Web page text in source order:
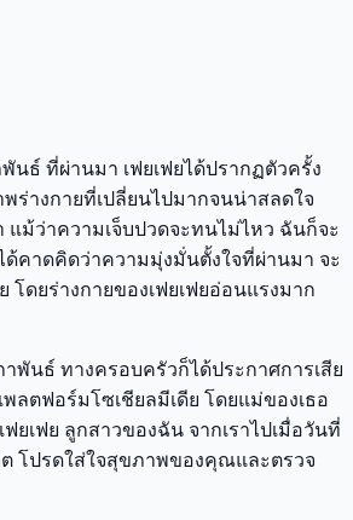
นธ์ ที่ผ่านมา เฟยเฟยได้ปรากฏตัวครั้ง
พร่างกายที่เปลี่ยนไปมากจนน่าสลดใจ
แม้ว่าความเจ็บปวดจะทนไม่ไหว ฉันก็จะ
คาดคิดว่าความมุ่งมั่นตั้งใจที่ผ่านมา จะ
โดยร่างกายของเฟยเฟยอ่อนแรงมาก
พันธ์ ทางครอบครัวก็ได้ประกาศการเสีย
ลตฟอร์มโซเชียลมีเดีย โดยแม่ของเธอ
ยเฟย ลูกสาวของฉัน จากเราไปเมื่อวันที่
โปรดใส่ใจสุขภาพของคุณและตรวจ